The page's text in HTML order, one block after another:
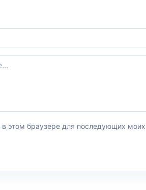
этом браузере для последующих